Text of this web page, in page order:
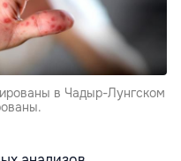
в Чадыр-Лунгском